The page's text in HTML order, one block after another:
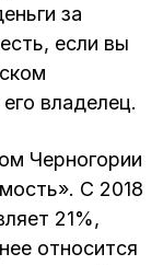
за
если вы
владелец.
Черногории
С 2018
21%,
относится